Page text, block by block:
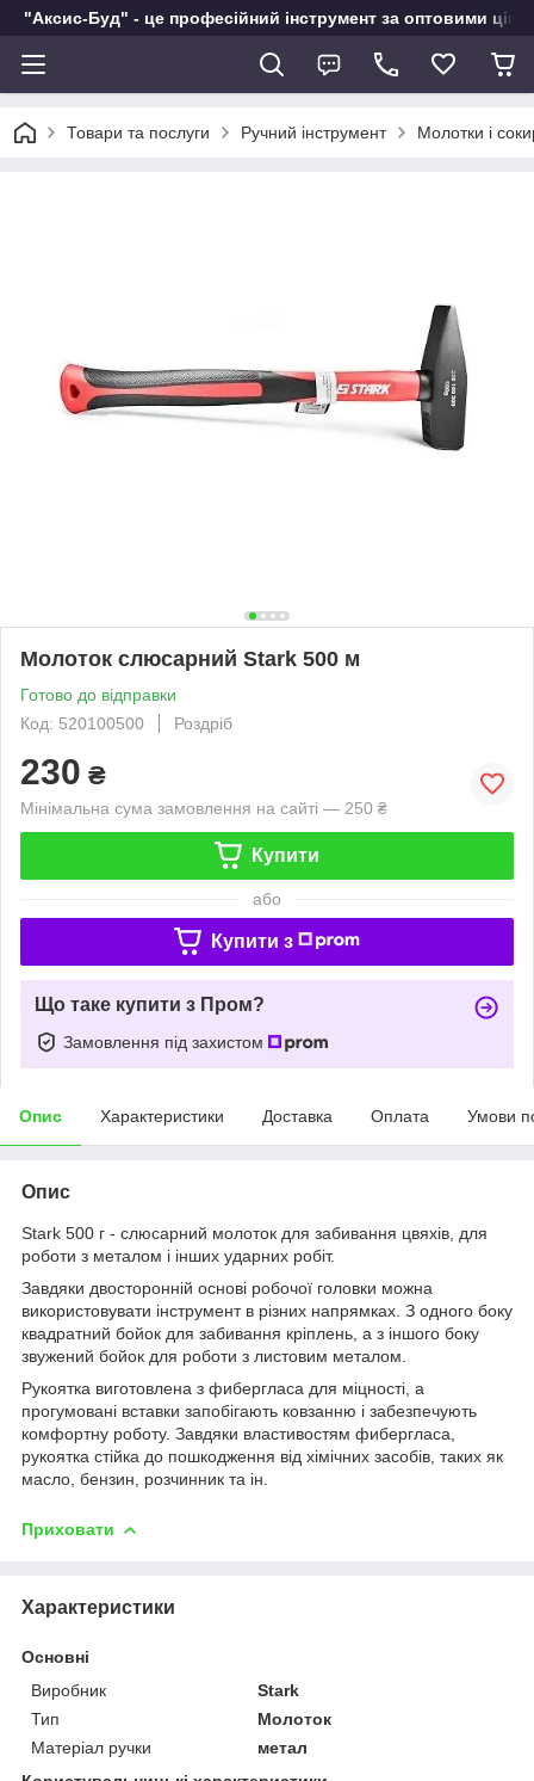
"Аксис-Буд" - це професійний інструмент за оптовими
Товари та послуги Ручний інструмент Молотки і
Молоток слюсарний Stark 500 м
Готово до відправки
Код: 520100500
Роздріб
230 ₴
Мінімальна сума замовлення на сайті — 250 ₴
Купити
або
Купити з
Що таке купити з Пром?
Замовлення під захистом
Опис Характеристики Доставка Оплата Умови
Опис
Stark 500 г - слюсарний молоток для забивання цвяхів, для
роботи з металом і інших ударних робіт.
Завдяки двосторонній основі робочої головки можна
використовувати інструмент в різних напрямках. З одного боку
квадратний бойок для забивання кріплень, а з іншого боку
звужений бойок для роботи з листовим металом.
Рукоятка виготовлена з фибергласа для міцності, а
прогумовані вставки запобігають ковзанню і забезпечують
комфортну роботу. Завдяки властивостям фибергласа,
рукоятка стійка до пошкодження від хімічних засобів, таких як
масло, бензин, розчинник та ін.
Приховати
Характеристики
Основні
Виробник
Stark
Тип
Молоток
Матеріал ручки
метал